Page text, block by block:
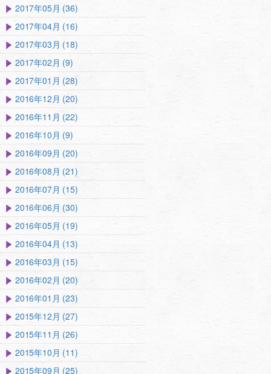
2017年05月 (36)
2017年04月 (16)
2017年03月 (18)
2017年02月 (9)
2017年01月 (28)
2016年12月 (20)
2016年11月 (22)
2016年10月 (9)
2016年09月 (20)
2016年08月 (21)
2016年07月 (15)
2016年06月 (30)
2016年05月 (19)
2016年04月 (13)
2016年03月 (15)
2016年02月 (20)
2016年01月 (23)
2015年12月 (27)
2015年11月 (26)
2015年10月 (11)
2015年09月 (25)